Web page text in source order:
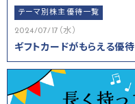
テーマ別株主優待一覧
2024/07/17（水）
ギフトカードがもらえる優待